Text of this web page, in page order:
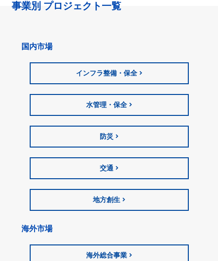
事業別 プロジェクト一覧
国内市場
インフラ整備・保全
水管理・保全
防災
交通
地方創生
海外市場
海外総合事業